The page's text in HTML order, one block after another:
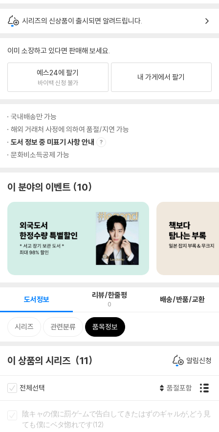
시리즈의 신상품이 출시되면 알려드립니다.
이미 소장하고 있다면 판매해 보세요.
예스24에 팔기
바이백 신청 불가
내 가게에서 팔기
국내배송만 가능
해외 거래처 사정에 의하여 품절/지연 가능
도서 정보 중 미표기 사항 안내
문화비소득공제 가능
이 분야의 이벤트 10
도서정보 리뷰/한줄평
0 배송/반품/교환
시리즈 관련분류 품목정보
이 상품의 시리즈 11 알림신청
전체선택 품절포함
陰キャの僕に罰ゲ-ムで告白してきたはずのギャルが,どう見
ても僕にベタ惚れです(12)